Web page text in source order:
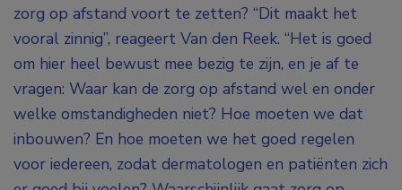
zorg op afstand voort te zetten? “Dit maakt het
vooral zinnig”, reageert Van den Reek. “Het is goed
om hier heel bewust mee bezig te zijn, en je af te
vragen: Waar kan de zorg op afstand wel en onder
welke omstandigheden niet? Hoe moeten we dat
inbouwen? En hoe moeten we het goed regelen
voor iedereen, zodat dermatologen en patiënten zich